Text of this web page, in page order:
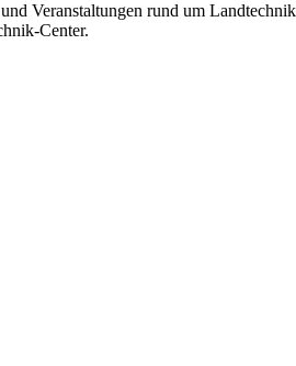
Veranstaltungen rund um Landtechnik
Center.